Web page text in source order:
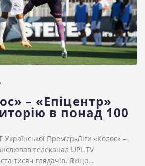
– «Епіцентр»
в понад 100
Української Прем’єр-Ліги «Колос» –
телеканал UPL.TV
тисяч глядачів. Якщо…